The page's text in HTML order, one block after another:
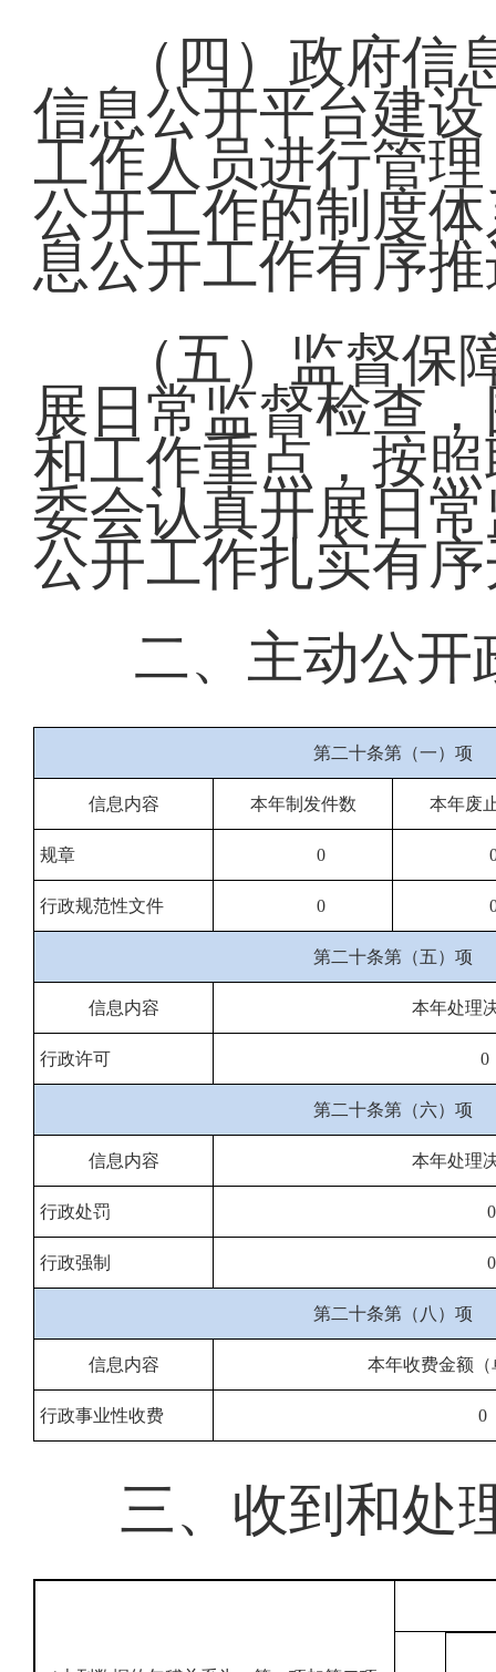
（四）政府
信息公开平台建
工作人员进行管
公开工作的制度
息公开工作有序
（五）监督
展日常监督检查
和工作重点，按
委会认真开展日
公开工作扎实有
二、主动公开
第二十条第（一）项
信息内容 本年制发件数 本年废
规章 0
行政规范性文件 0
第二十条第（五）项
信息内容 本年处理
行政许可 0
第二十条第（六）项
信息内容 本年处理
行政处罚 0
行政强制 0
第二十条第（八）项
信息内容 本年收费金额
行政事业性收费 0
三、收到和处